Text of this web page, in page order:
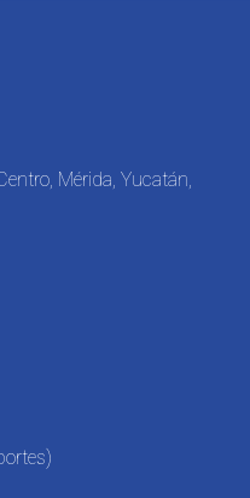
Mérida, Yucatán,